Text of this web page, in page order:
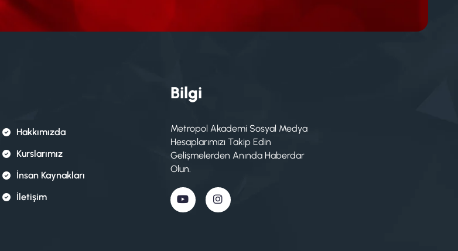
Hakkımızda
Kurslarımız
İnsan Kaynakları
İletişim
Bilgi
Metropol Akademi Sosyal Medya
Hesaplarımızı Takip Edin
Gelişmelerden Anında Haberdar
Olun.